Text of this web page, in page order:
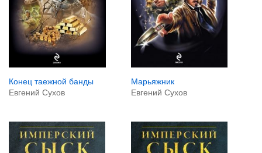
Конец таежной банды
Евгений Сухов
Марьяжник
Евгений Сухов